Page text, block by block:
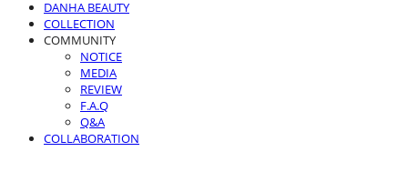
DANHA BEAUTY
COLLECTION
COMMUNITY
NOTICE
MEDIA
REVIEW
F.A.Q
Q&A
COLLABORATION